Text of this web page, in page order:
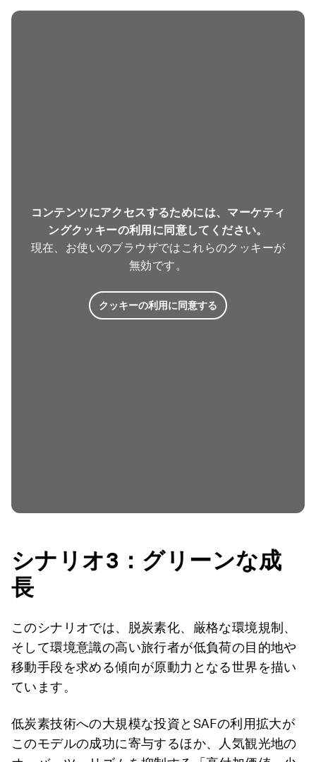
コンテンツにアクセスするためには、マーケティ
ングクッキーの利用に同意してください。
現在、お使いのブラウザではこれらのクッキーが
無効です。
クッキーの利用に同意する
シナリオ3 ：グリーンな成
長
このシナリオでは、脱炭素化、厳格な環境規制、
そして環境意識の高い旅行者が低負荷の目的地や
移動手段を求める傾向が原動力となる世界を描い
ています。
低炭素技術への大規模な投資とSAFの利用拡大が
このモデルの成功に寄与するほか、人気観光地の